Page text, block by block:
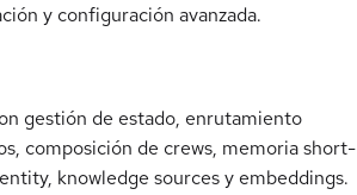
y configuración avanzada.
gestión de estado, enrutamiento
composición de crews, memoria short-
knowledge sources y embeddings.